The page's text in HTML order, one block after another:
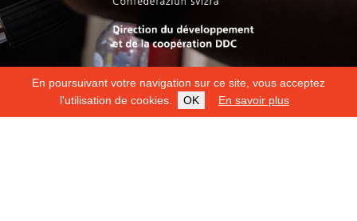
En poursuivant votre navigation sur ce site, vous acceptez
l'utilisation de cookies.
OK En savoir plus